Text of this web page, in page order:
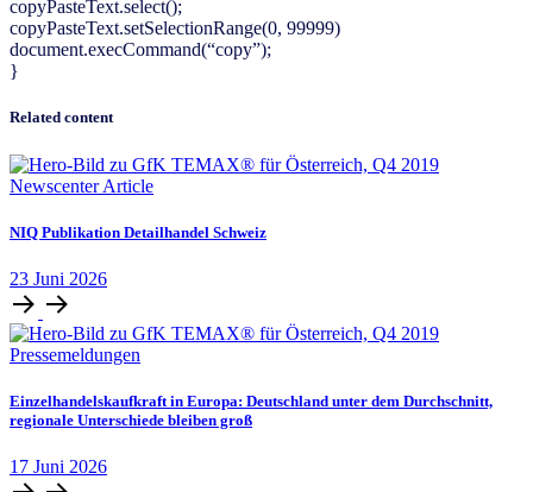
copyPasteText.select();
copyPasteText.setSelectionRange(0, 99999)
document.execCommand(“copy”);
}
Related content
Newscenter Article
NIQ Publikation Detailhandel Schweiz
23 Juni 2026
Pressemeldungen
Einzelhandelskaufkraft in Europa: Deutschland unter dem Durchschnitt,
regionale Unterschiede bleiben groß
17 Juni 2026